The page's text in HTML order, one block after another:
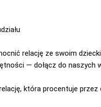
relację ze swoim
— dołącz do naszych
która procentuje przez